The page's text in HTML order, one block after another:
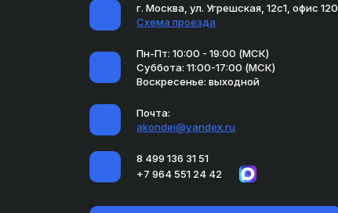
г. Москва, ул. Угрешская, 12с1, офис 120
Схема проезда
Пн-Пт: 10:00 - 19:00 (МСК)
Суббота: 11:00-17:00 (МСК)
Воскресенье: выходной
Почта:
akondei@yandex.ru
8 499 136 31 51
+7 964 551 24 42